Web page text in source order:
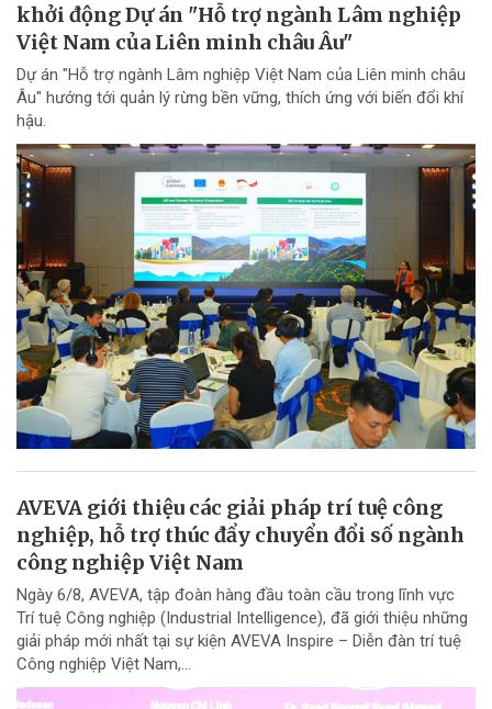
khởi động Dự án "Hỗ trợ ngành Lâm nghiệp
Việt Nam của Liên minh châu Âu"
Dự án "Hỗ trợ ngành Lâm nghiệp Việt Nam của Liên minh châu
Âu" hướng tới quản lý rừng bền vững, thích ứng với biến đổi khí
hậu.
AVEVA giới thiệu các giải pháp trí tuệ công
nghiệp, hỗ trợ thúc đẩy chuyển đổi số ngành
công nghiệp Việt Nam
Ngày 6/8, AVEVA, tập đoàn hàng đầu toàn cầu trong lĩnh vực
Trí tuệ Công nghiệp (Industrial Intelligence), đã giới thiệu những
giải pháp mới nhất tại sự kiện AVEVA Inspire – Diễn đàn trí tuệ
Công nghiệp Việt Nam,...